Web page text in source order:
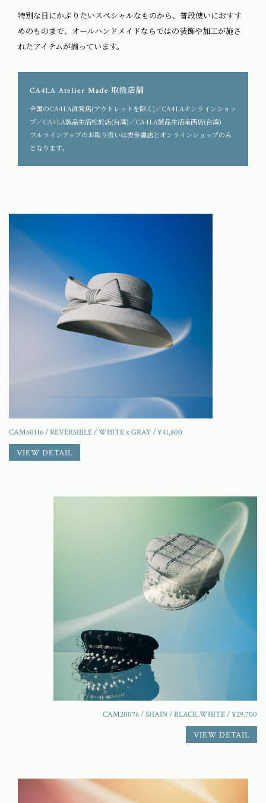
特別な日にかぶりたいスペシャルなものから、普段使いにおすす
めのものまで、オールハンドメイドならではの装飾や加工が施さ
れたアイテムが揃っています。
CA4LA Atelier Made 取扱店舗
全国のCA4LA直営店(アウトレットを除く)／CA4LAオンラインショッ
プ／CA4LA誠品生活松於店(台湾)／CA4LA誠品生活南西店(台湾)
フルラインアップのお取り扱いは表参道店とオンラインショップのみ
となります。
CAM60116 / REVERSIBLE / WHITE x GRAY / ¥41,800
VIEW DETAIL
CAM20076 / SHAIN / BLACK,WHITE / ¥29,700
VIEW DETAIL